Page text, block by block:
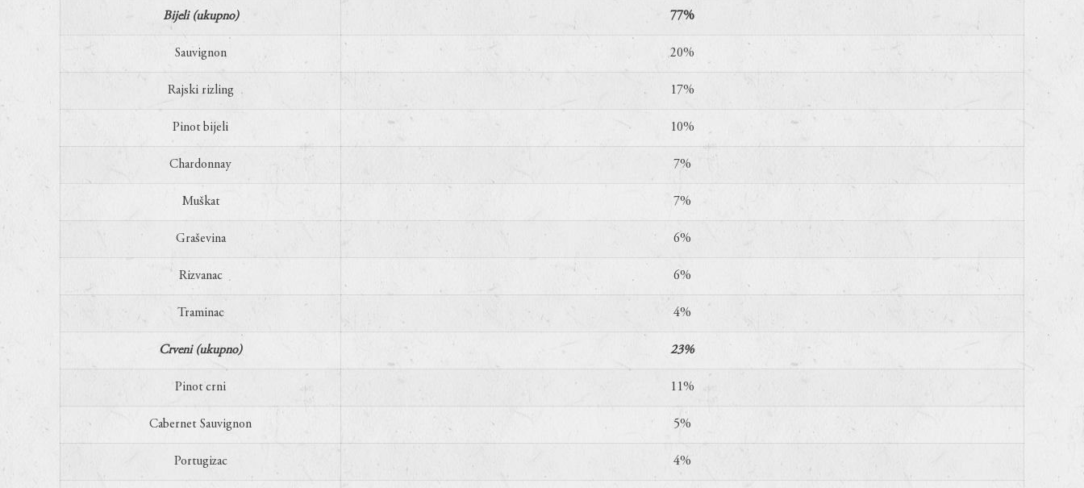
Bijeli (ukupno) 77%
Sauvignon 20%
Rajski rizling 17%
Pinot bijeli 10%
Chardonnay 7%
Muškat 7%
Graševina 6%
Rizvanac 6%
Traminac 4%
Crveni (ukupno) 23%
Pinot crni 11%
Cabernet Sauvignon 5%
Portugizac 4%